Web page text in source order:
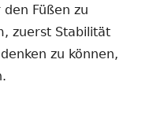
Füßen zu
zuerst Stabilität
zu können,